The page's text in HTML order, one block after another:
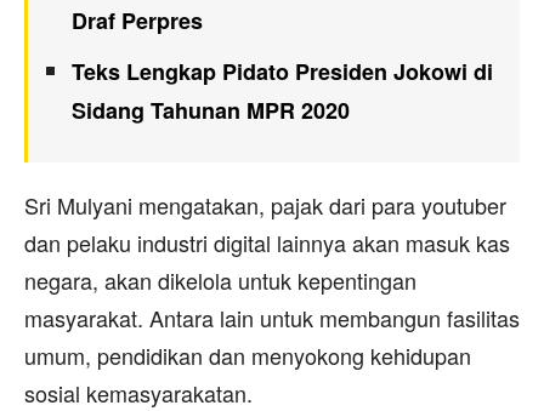
Draf Perpres
Teks Lengkap Pidato Presiden Jokowi di
Sidang Tahunan MPR 2020
Sri Mulyani mengatakan, pajak dari para youtuber
dan pelaku industri digital lainnya akan masuk kas
negara, akan dikelola untuk kepentingan
masyarakat. Antara lain untuk membangun fasilitas
umum, pendidikan dan menyokong kehidupan
sosial kemasyarakatan.